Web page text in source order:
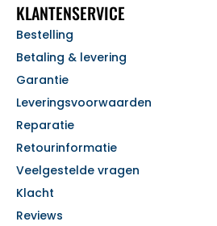
KLANTENSERVICE
Bestelling
Betaling & levering
Garantie
Leveringsvoorwaarden
Reparatie
Retourinformatie
Veelgestelde vragen
Klacht
Reviews